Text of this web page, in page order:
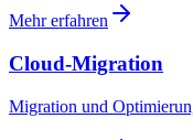
Mehr erfahren
Cloud-Migration
Migration und